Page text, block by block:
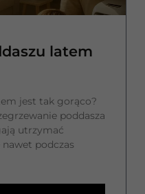
latem
jest tak gorąco?
poddasza
utrzymać
podczas